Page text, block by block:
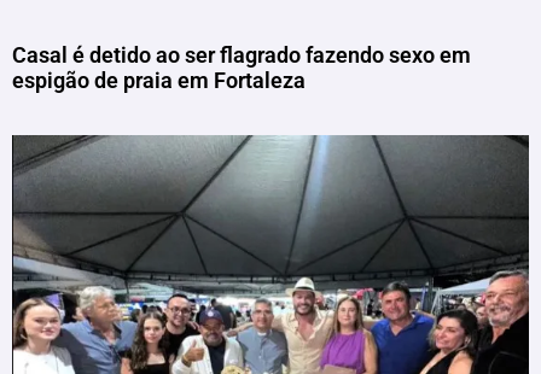
Casal é detido ao ser flagrado fazendo sexo em
espigão de praia em Fortaleza